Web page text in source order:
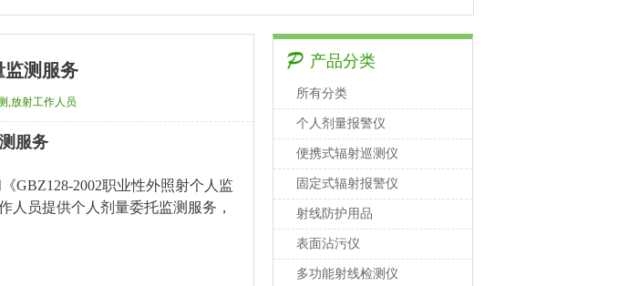
产品分类
所有分类
个人剂量报警仪
便携式辐射巡测仪
固定式辐射报警仪
射线防护用品
表面沾污仪
多功能射线检测仪
监测服务
,放射工作人员
服务
GBZ128-2002职业性外照射个人监
人员提供个人剂量委托监测服务，